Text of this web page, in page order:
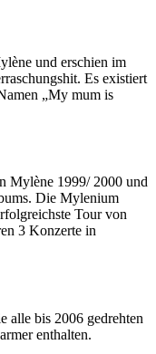
und erschien im
Es existiert
„My mum is
Mylène 1999/ 2000 und
Die Mylenium
Tour von
3 Konzerte in
bis 2006 gedrehten
enthalten.